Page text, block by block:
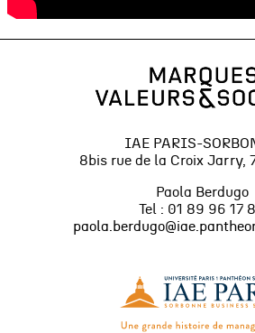
IAE PARIS-
8bis rue de la Croix Jarry,
Paola Berdugo
Tel : 01 89 96 17